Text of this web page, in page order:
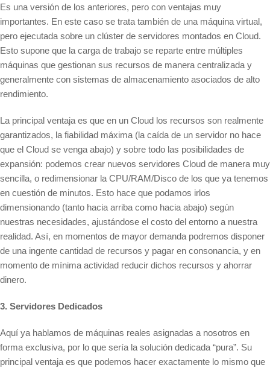
Es una versión de los anteriores, pero con ventajas muy
importantes. En este caso se trata también de una máquina virtual,
pero ejecutada sobre un clúster de servidores montados en Cloud.
Esto supone que la carga de trabajo se reparte entre múltiples
máquinas que gestionan sus recursos de manera centralizada y
generalmente con sistemas de almacenamiento asociados de alto
rendimiento.
La principal ventaja es que en un Cloud los recursos son realmente
garantizados, la fiabilidad máxima (la caída de un servidor no hace
que el Cloud se venga abajo) y sobre todo las posibilidades de
expansión: podemos crear nuevos servidores Cloud de manera muy
sencilla, o redimensionar la CPU/RAM/Disco de los que ya tenemos
en cuestión de minutos. Esto hace que podamos irlos
dimensionando (tanto hacia arriba como hacia abajo) según
nuestras necesidades, ajustándose el costo del entorno a nuestra
realidad. Así, en momentos de mayor demanda podremos disponer
de una ingente cantidad de recursos y pagar en consonancia, y en
momento de mínima actividad reducir dichos recursos y ahorrar
dinero.
3. Servidores Dedicados
Aquí ya hablamos de máquinas reales asignadas a nosotros en
forma exclusiva, por lo que sería la solución dedicada “pura”. Su
principal ventaja es que podemos hacer exactamente lo mismo que